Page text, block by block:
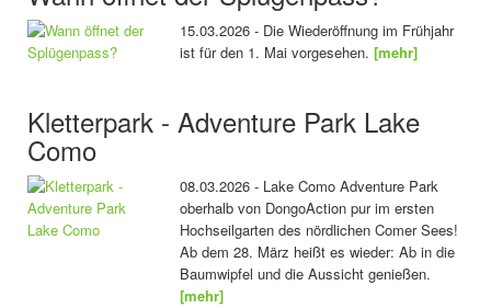
15.03.2026 - Die Wiederöffnung im Frühjahr
ist für den 1. Mai vorgesehen.[mehr]
Kletterpark - Adventure Park Lake
Como
08.03.2026 - Lake Como Adventure Park
oberhalb von DongoAction pur im ersten
Hochseilgarten des nördlichen Comer Sees!
Ab dem 28. März heißt es wieder: Ab in die
Baumwipfel und die Aussicht genießen.
[mehr]